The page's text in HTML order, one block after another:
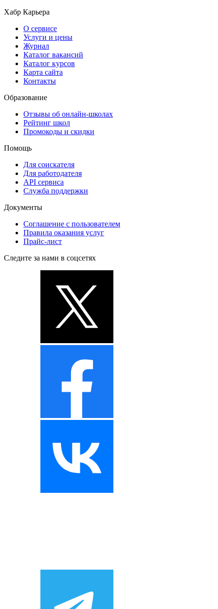
Хабр Карьера
О сервисе
Услуги и цены
Журнал
Каталог вакансий
Каталог курсов
Карта сайта
Контакты
Образование
Отзывы об онлайн-школах
Рейтинг школ
Промокоды и скидки
Помощь
Для соискателя
Для работодателя
API сервиса
Служба поддержки
Документы
Соглашение с пользователем
Правила оказания услуг
Прайс-лист
Следите за нами в соцсетях